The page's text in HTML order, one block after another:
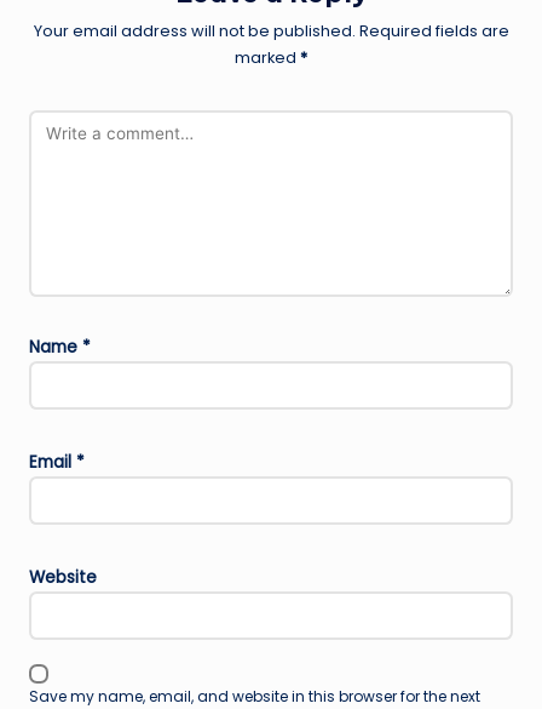
Your email address will not be published. Required fields are
marked *
Name *
Email *
Website
Save my name, email, and website in this browser for the next